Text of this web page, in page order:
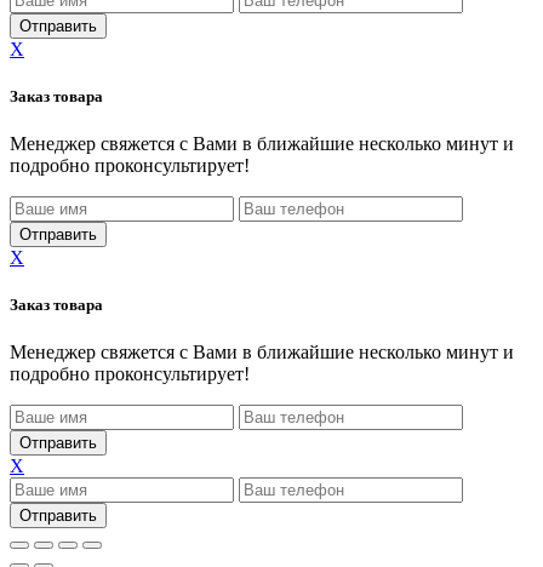
X
Заказ товара
Менеджер свяжется с Вами в ближайшие несколько минут и
подробно проконсультирует!
X
Заказ товара
Менеджер свяжется с Вами в ближайшие несколько минут и
подробно проконсультирует!
X